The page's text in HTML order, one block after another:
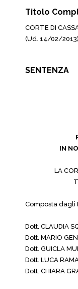
Titolo
CORTE DI
(Ud. 14/02/
SENTENZA
IN
LA
Composta dagli
Dott. CLAUDIA
Dott. MARIO
Dott. GUICLA
Dott. LUCA
Dott. CHIARA